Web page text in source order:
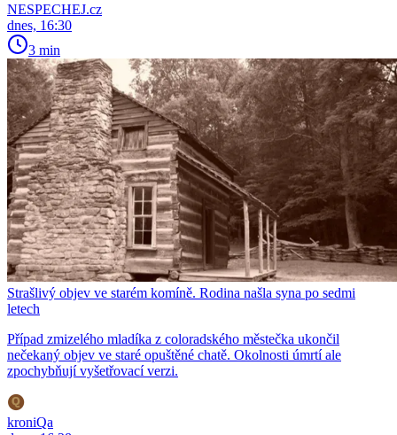
NESPECHEJ.cz
dnes, 16:30
3 min
Strašlivý objev ve starém komíně. Rodina našla syna po sedmi
letech
Případ zmizelého mladíka z coloradského městečka ukončil
nečekaný objev ve staré opuštěné chatě. Okolnosti úmrtí ale
zpochybňují vyšetřovací verzi.
kroniQa